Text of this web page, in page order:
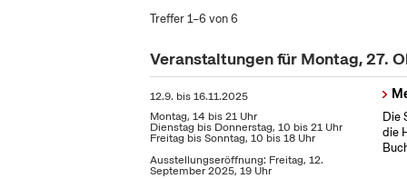
Treffer 1–6 von 6
Veranstaltungen für Montag, 27.
12.9. bis16.11.2025
Montag, 14 bis 21 Uhr
Dienstag bis Donnerstag, 10 bis 21 Uhr
Freitag bis Sonntag, 10 bis 18 Uhr
Ausstellungseröffnung: Freitag, 12.
September 2025, 19 Uhr
Die
die